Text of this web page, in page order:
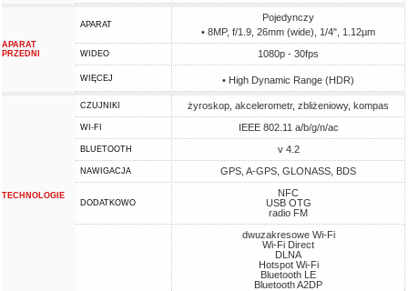
APARAT
PRZEDNI
APARAT
Pojedynczy
• 8MP, f/1.9, 26mm (wide), 1/4", 1.12µm
WIDEO 1080p - 30fps
WIĘCEJ • High Dynamic Range (HDR)
TECHNOLOGIE
CZUJNIKI żyroskop, akcelerometr, zbliżeniowy, kompas
WI-FI IEEE 802.11 a/b/g/n/ac
BLUETOOTH v 4.2
NAWIGACJA GPS, A-GPS, GLONASS, BDS
DODATKOWO
NFC
USB OTG
radio FM
dwuzakresowe Wi-Fi
Wi-Fi Direct
DLNA
Hotspot Wi-Fi
Bluetooth LE
Bluetooth A2DP